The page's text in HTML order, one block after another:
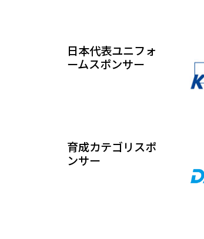
日本代表ユニフォ
ームスポンサー
育成カテゴリスポ
ンサー